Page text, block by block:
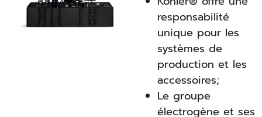
responsabilité
unique pour les
systèmes de
production et les
accessoires;
Le groupe
électrogène et ses